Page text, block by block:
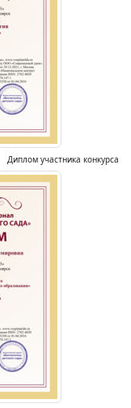
Диплом участника конкурса